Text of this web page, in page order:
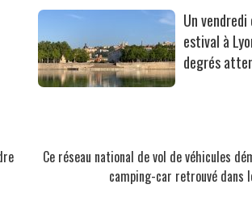
Un
estival à
degrés
Ce réseau national de vol de véhicules
camping-car retrouvé dans